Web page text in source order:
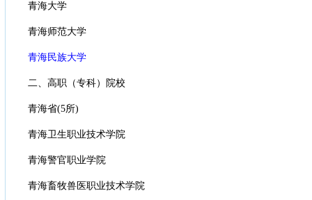
青海大学
青海师范大学
青海民族大学
二、高职（专科）院校
青海省(5所)
青海卫生职业技术学院
青海警官职业学院
青海畜牧兽医职业技术学院